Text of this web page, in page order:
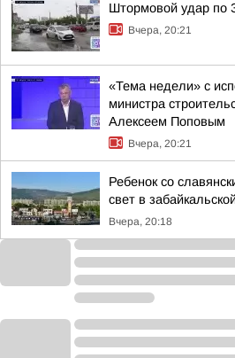
Штормовой удар по
Вчера, 20:21
«Тема недели» с
министра
Алексеем Поповым
Вчера, 20:21
Ребенок со
свет в
Вчера, 20:18